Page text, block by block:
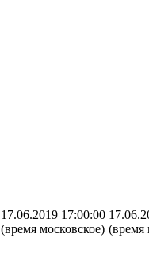
17.06.2019 17:00:00
(время московское) (время